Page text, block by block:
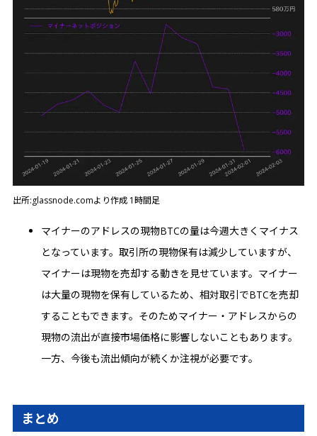
出所:glassnode.comより作成 1時間足
マイナーのアドレスの現物BTCの量は今週大きくマイナス
となっています。取引所の現物保有は減少していますが、
マイナーは現物を売却する動きを見せています。マイナー
は大量の現物を保有しているため、相対取引でBTCを売却
することもできます。そのためマイナー・アドレスからの
現物の流出が直接市場価格に影響しないこともあります。
一方、今後も流出傾向が続くか注視が必要です。
まとめ